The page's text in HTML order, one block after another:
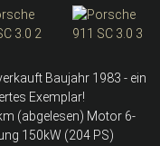
Baujahr 1983 - ein
Exemplar!
(abgelesen) Motor 6-
150kW (204 PS)